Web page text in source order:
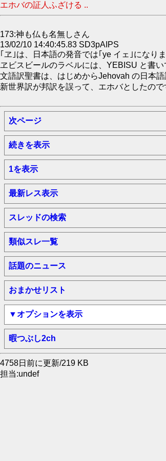
エホバの証人ふざける ..
173:神も仏も名無しさん
13/02/10 14:40:45.83 SD3pAIPS
｢ヱ｣は、日本語の発音では｢ye イェ｣になり
ヱビスビールのラベルには、YEBISU と書い
文語訳聖書は、はじめからJehovah の日本
新世界訳が邦訳を誤って、エホバとしたの
次ページ
続きを表示
1を表示
最新レス表示
スレッドの検索
類似スレ一覧
話題のニュース
おまかせリスト
▼オプションを表示
暇つぶし2ch
4758日前に更新/219 KB
担当:undef